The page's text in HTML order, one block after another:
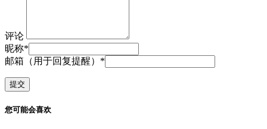
评论
昵称*
邮箱（用于回复提醒） *
您可能会喜欢